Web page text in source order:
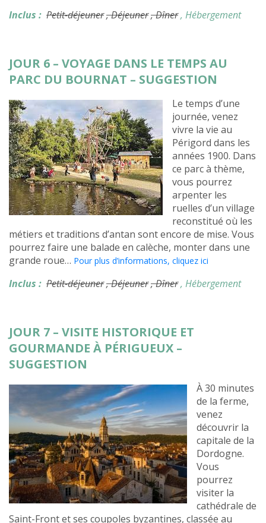
Inclus : Petit-déjeuner, Déjeuner, Dîner, Hébergement
JOUR 6 – VOYAGE DANS LE TEMPS AU
PARC DU BOURNAT – SUGGESTION
Le temps d’une
journée, venez
vivre la vie au
Périgord dans les
années 1900. Dans
ce parc à thème,
vous pourrez
arpenter les
ruelles d’un village
reconstitué où les
métiers et traditions d’antan sont encore de mise. Vous
pourrez faire une balade en calèche, monter dans une
grande roue… Pour plus d’informations, cliquez ici
Inclus : Petit-déjeuner, Déjeuner, Dîner, Hébergement
JOUR 7 – VISITE HISTORIQUE ET
GOURMANDE À PÉRIGUEUX –
SUGGESTION
À 30 minutes
de la ferme,
venez
découvrir la
capitale de la
Dordogne.
Vous
pourrez
visiter la
cathédrale de
Saint-Front et ses coupoles byzantines, classée au